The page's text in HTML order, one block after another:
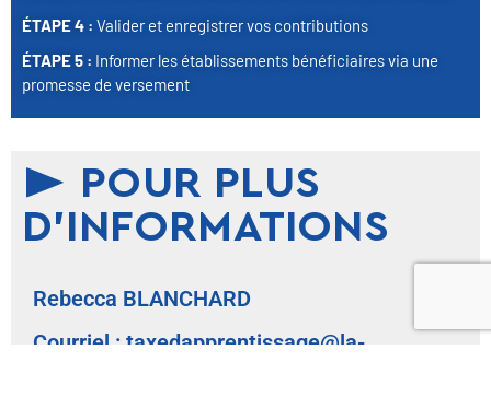
ÉTAPE 4 : Valider et enregistrer vos contributions
ÉTAPE 5 : Informer les établissements bénéficiaires via une
promesse de versement
POUR PLUS
D'INFORMATIONS
Rebecca BLANCHARD
Courriel : taxedapprentissage@la-